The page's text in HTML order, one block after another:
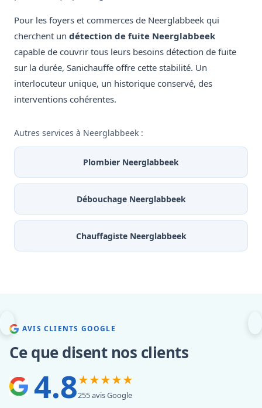
Pour les foyers et commerces de Neerglabbeek qui
cherchent un détection de fuite Neerglabbeek
capable de couvrir tous leurs besoins détection de fuite
sur la durée, Sanichauffe offre cette stabilité. Un
interlocuteur unique, un historique conservé, des
interventions cohérentes.
Autres services à Neerglabbeek :
Plombier Neerglabbeek
Débouchage Neerglabbeek
Chauffagiste Neerglabbeek
AVIS CLIENTS GOOGLE
Ce que disent nos clients
4.8★★★★★
255 avis Google